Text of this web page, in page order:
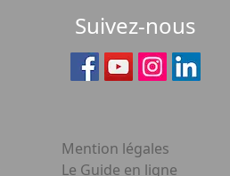
Suivez-nous
Mention légales
Le Guide en ligne